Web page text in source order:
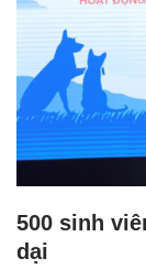
500 sinh
dại